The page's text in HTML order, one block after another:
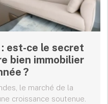
est-ce le secret
bien immobilier
?
le marché de la
croissance soutenue.